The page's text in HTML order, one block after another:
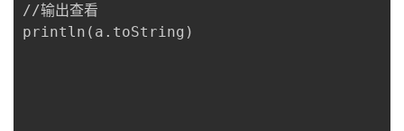
//输出查看
println(a.toString)